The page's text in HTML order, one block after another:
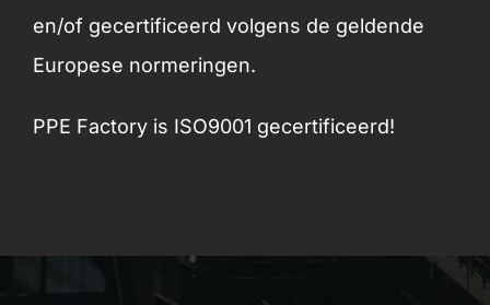
en/of gecertificeerd volgens de geldende
Europese normeringen.
PPE Factory is ISO9001 gecertificeerd!